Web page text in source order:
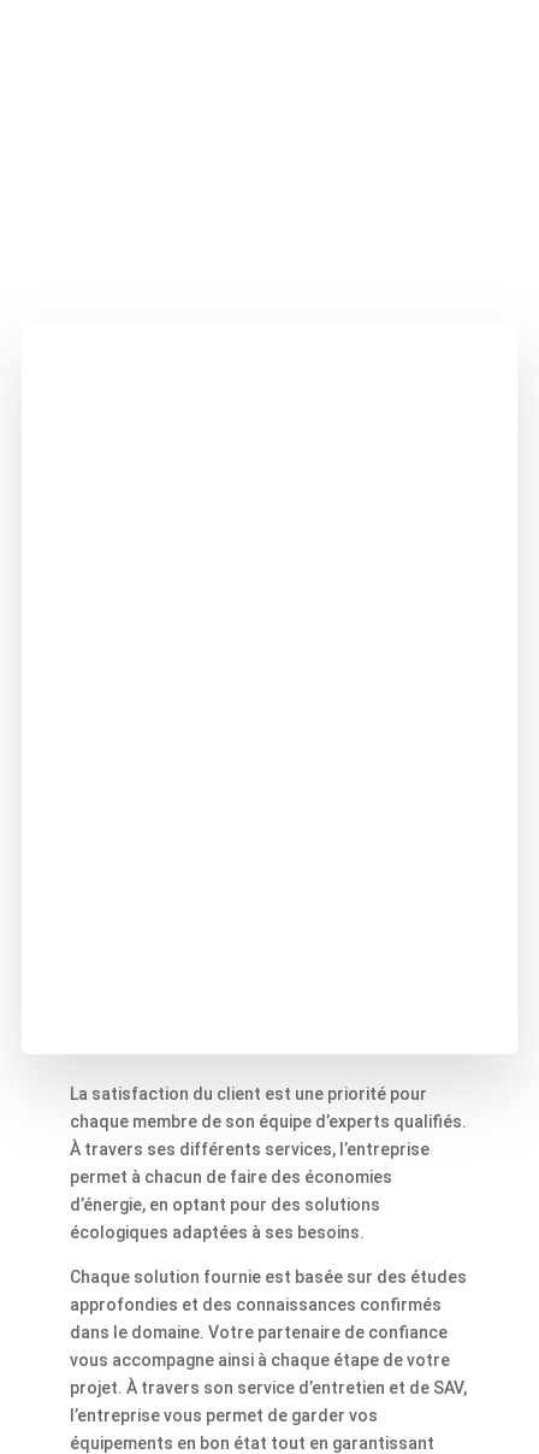
La satisfaction du client est une priorité pour
chaque membre de son équipe d’experts qualifiés.
À travers ses différents services, l’entreprise
permet à chacun de faire des économies
d’énergie, en optant pour des solutions
écologiques adaptées à ses besoins.
Chaque solution fournie est basée sur des études
approfondies et des connaissances confirmés
dans le domaine. Votre partenaire de confiance
vous accompagne ainsi à chaque étape de votre
projet. À travers son service d’entretien et de SAV,
l’entreprise vous permet de garder vos
équipements en bon état tout en garantissant